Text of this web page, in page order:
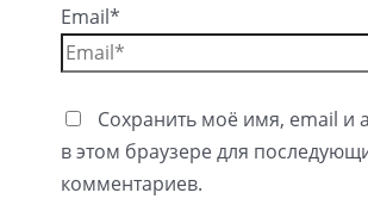
Email*
Сохранить моё имя, email и
в этом браузере для
комментариев.